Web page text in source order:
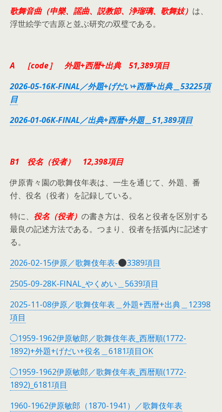
歌舞音曲（申樂、謡曲、説教節、浄瑠璃、歌舞妓） は、
浮世絵学で吉原と並ぶ研究の双璧である。
A ［code］ 外題+西暦+出典 51,389項目
2026-05-16K-FINAL／外題+げだい+西暦+出典＿53225項
目
2026-01-06K-FINAL／出典+西暦+外題＿51,389項目
B1 役名（役者） 12,398項目
伊原青々園の歌舞伎年表は、一生を通じて、外題、番
付、役名（役者）を記録している。
特に、 役名（役者） の書き方は、役名と役者を区別する
最良の記述方法である。つまり、役者を括弧内に記述す
る。
2026-02-15伊原／歌舞伎年表-
3389項目
2505-09-28K-FINAL_やくめい＿5639項目
2025-11-08伊原／歌舞伎年表＿外題+西暦+出典＿12398
項目
◯1959-1962伊原敏郎／歌舞伎年表_西暦順(1772-
1892)+外題+げだい+役名＿6181項目OK
◯1959-1962伊原敏郎／歌舞伎年表_西暦順(1772-
1892)_6181項目
1960-1962伊原敏郎（1870-1941）／歌舞伎年表